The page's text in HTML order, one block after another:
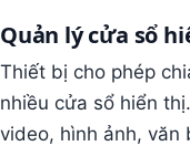
Quản lý cửa sổ
Thiết bị cho phép
nhiều cửa sổ hiển
video, hình ảnh, văn